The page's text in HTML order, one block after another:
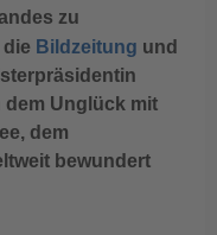
zu
Bildzeitung und
dem Unglück mit
dem
bewundert